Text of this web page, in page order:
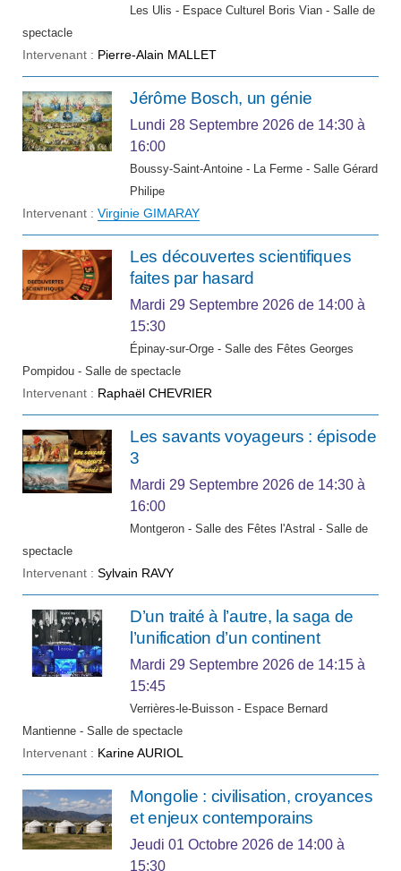
Les Ulis - Espace Culturel Boris Vian - Salle de
spectacle
Intervenant : Pierre-Alain MALLET
Jérôme Bosch, un génie
Lundi 28 Septembre 2026 de 14:30 à
16:00
Boussy-Saint-Antoine - La Ferme - Salle Gérard
Philipe
Intervenant : Virginie GIMARAY
Les découvertes scientifiques
faites par hasard
Mardi 29 Septembre 2026 de 14:00 à
15:30
Épinay-sur-Orge - Salle des Fêtes Georges
Pompidou - Salle de spectacle
Intervenant : Raphaël CHEVRIER
Les savants voyageurs : épisode
3
Mardi 29 Septembre 2026 de 14:30 à
16:00
Montgeron - Salle des Fêtes l'Astral - Salle de
spectacle
Intervenant : Sylvain RAVY
D’un traité à l’autre, la saga de
l’unification d’un continent
Mardi 29 Septembre 2026 de 14:15 à
15:45
Verrières-le-Buisson - Espace Bernard
Mantienne - Salle de spectacle
Intervenant : Karine AURIOL
Mongolie : civilisation, croyances
et enjeux contemporains
Jeudi 01 Octobre 2026 de 14:00 à
15:30